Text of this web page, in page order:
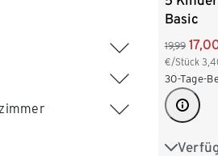
Basic
19,99
€/Stück
30-Tage-
50/56